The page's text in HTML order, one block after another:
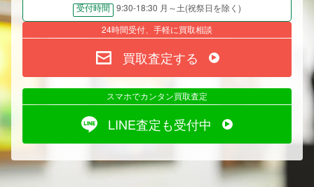
受付時間
9:30-18:30 月～土(祝祭日を除く)
24時間受付、手軽に買取相談
買取査定する
スマホでカンタン買取査定
LINE査定も受付中